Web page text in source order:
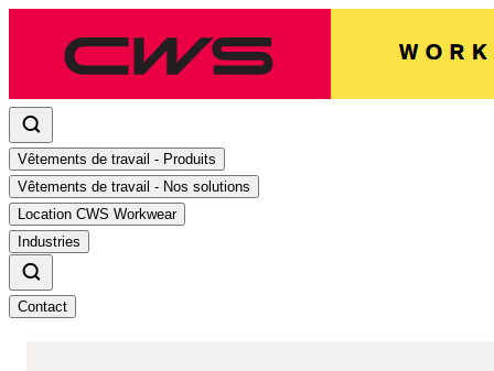
Vêtements de travail - Produits
Vêtements de travail - Nos solutions
Location CWS Workwear
Industries
Contact